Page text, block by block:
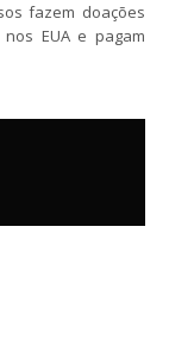
fazem doações
EUA e pagam